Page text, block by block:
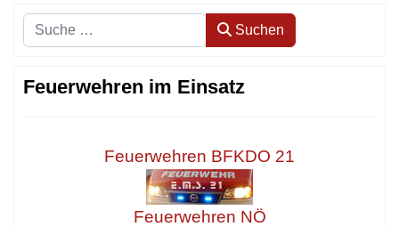
Suchen Suchen
Feuerwehren im Einsatz
Feuerwehren BFKDO 21
Feuerwehren NÖ